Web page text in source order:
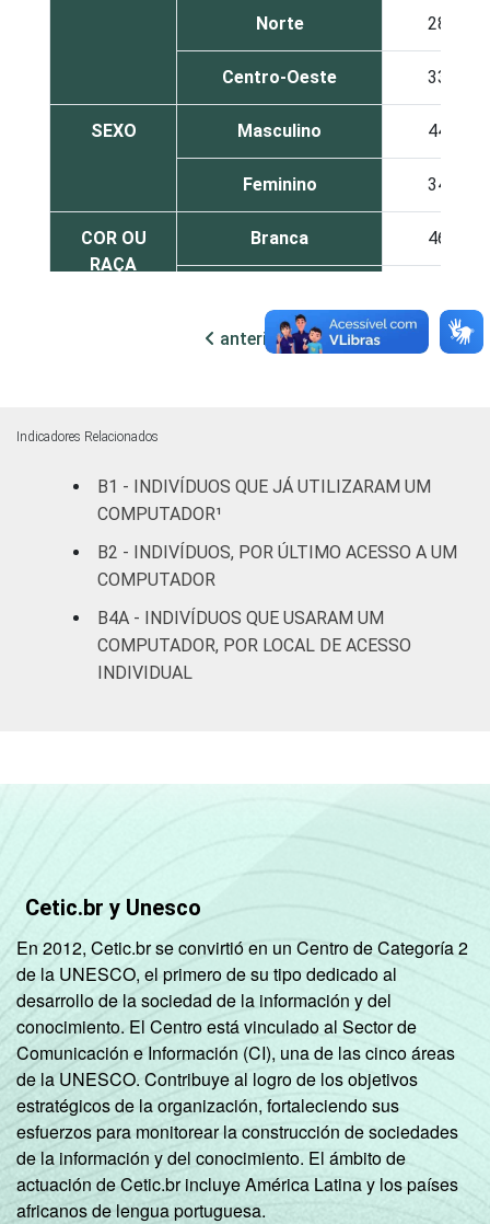
Norte 28
Centro-Oeste 33
SEXO Masculino 44
Feminino 34
COR OU
RAÇA
Branca 46
Parda 35
Não respondeu
GRAU DE
INSTRUÇÃO
Analfabeto/Educação
Fundamental
De 35 a 44 anos 44
De 45 a 59 anos
De 60 anos ou mais
RENDA
FAMILIAR
Até 1 SM 18
Mais de 1 SM até 2
29
anterior próxima
Indicadores Relacionados
B1 - INDIVÍDUOS QUE JÁ UTILIZARAM UM
COMPUTADOR¹
B2 - INDIVÍDUOS, POR ÚLTIMO ACESSO A UM
COMPUTADOR
B4A - INDIVÍDUOS QUE USARAM UM
COMPUTADOR, POR LOCAL DE ACESSO
INDIVIDUAL
Cetic.br y Unesco
En 2012, Cetic.br se convirtió en un Centro de Categoría 2
de la UNESCO, el primero de su tipo dedicado al
desarrollo de la sociedad de la información y del
conocimiento. El Centro está vinculado al Sector de
Comunicación e Información (CI), una de las cinco áreas
de la UNESCO. Contribuye al logro de los objetivos
estratégicos de la organización, fortaleciendo sus
esfuerzos para monitorear la construcción de sociedades
de la información y del conocimiento. El ámbito de
actuación de Cetic.br incluye América Latina y los países
africanos de lengua portuguesa.